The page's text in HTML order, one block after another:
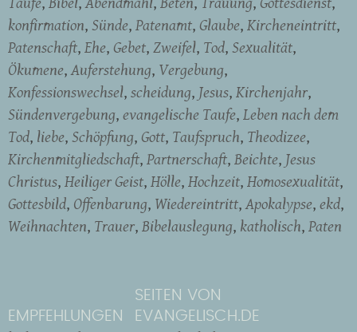
konfirmation Sünde Patenamt Glaube Kircheneintritt
Patenschaft Ehe Gebet Zweifel Tod Sexualität
Ökumene Auferstehung Vergebung
Konfessionswechsel scheidung Jesus Kirchenjahr
Sündenvergebung evangelische Taufe Leben nach dem
Tod liebe Schöpfung Gott Taufspruch Theodizee
Kirchenmitgliedschaft Partnerschaft Beichte Jesus
Christus Heiliger Geist Hölle Hochzeit Homosexualität
Gottesbild Offenbarung Wiedereintritt Apokalypse ekd
Weihnachten Trauer Bibelauslegung katholisch Paten
EMPFEHLUNGEN
SEITEN VON
EVANGELISCH.DE